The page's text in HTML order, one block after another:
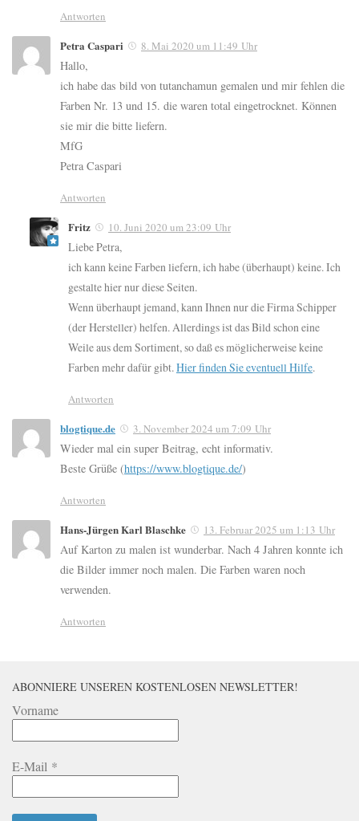
Antworten
Petra Caspari 8. Mai 2020 um 11:49 Uhr
Hallo,
ich habe das bild von tutanchamun gemalen und mir fehlen die
Farben Nr. 13 und 15. die waren total eingetrocknet. Können
sie mir die bitte liefern.
MfG
Petra Caspari
Antworten
Fritz 10. Juni 2020 um 23:09 Uhr
Liebe Petra,
ich kann keine Farben liefern, ich habe (überhaupt) keine. Ich
gestalte hier nur diese Seiten.
Wenn überhaupt jemand, kann Ihnen nur die Firma Schipper
(der Hersteller) helfen. Allerdings ist das Bild schon eine
Weile aus dem Sortiment, so daß es möglicherweise keine
Farben mehr dafür gibt.Hier finden Sie eventuell Hilfe.
Antworten
blogtique.de 3. November 2024 um 7:09 Uhr
Wieder mal ein super Beitrag, echt informativ.
Beste Grüße (https://www.blogtique.de/)
Antworten
Hans-Jürgen Karl Blaschke 13. Februar 2025 um 1:13 Uhr
Auf Karton zu malen ist wunderbar. Nach 4 Jahren konnte ich
die Bilder immer noch malen. Die Farben waren noch
verwenden.
Antworten
ABONNIERE UNSEREN KOSTENLOSEN NEWSLETTER!
Vorname
E-Mail *